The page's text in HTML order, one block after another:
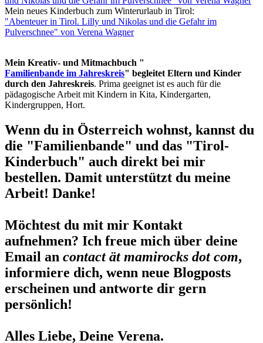
Mein neues Kinderbuch zum Winterurlaub in Tirol:
"Abenteuer in Tirol. Lilly und Nikolas und die Gefahr im
Pulverschnee" von Verena Wagner
Mein Kreativ- und Mitmachbuch "
Familienbande im Jahreskreis" begleitet Eltern und Kinder
durch den Jahreskreis. Prima geeignet ist es auch für die
pädagogische Arbeit mit Kindern in Kita, Kindergarten,
Kindergruppen, Hort.
Wenn du in Österreich wohnst, kannst du
die "Familienbande" und das "Tirol-
Kinderbuch" auch direkt bei mir
bestellen. Damit unterstützt du meine
Arbeit! Danke!
Möchtest du mit mir Kontakt
aufnehmen? Ich freue mich über deine
Email an contact ät mamirocks dot com,
informiere dich, wenn neue Blogposts
erscheinen und antworte dir gern
persönlich!
Alles Liebe, Deine Verena.